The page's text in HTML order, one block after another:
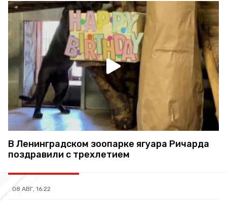
В Ленинградском зоопарке ягуара Ричарда
поздравили с трехлетием
08 АВГ, 16:22